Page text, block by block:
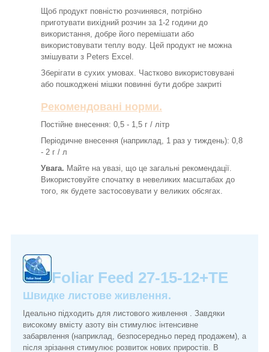
Foliar Feed 27-15-12+ТЕ
Швидке листове живлення.
Ідеально підходить для листового живлення . Завдяки
високому вмісту азоту він стимулює інтенсивне
забарвлення (наприклад, безпосередньо перед продажем), а
після зрізання стимулює розвиток нових приростів. В
Щоб продукт повністю розчинявся, потрібно
приготувати вихідний розчин за 1-2 години до
використання, добре його перемішати або
використовувати теплу воду. Цей продукт не можна
змішувати з Peters Excel.
Зберігати в сухих умовах. Частково використовувані
або пошкоджені мішки повинні бути добре закриті
Рекомендовані норми.
Постійне внесення: 0,5 - 1,5 г / літр
Періодичне внесення (наприклад, 1 раз у тиждень): 0,8
- 2 г / л
Увага. Майте на увазі, що це загальні рекомендації.
Використовуйте спочатку в невеликих масштабах до
того, як будете застосовувати у великих обсягах.